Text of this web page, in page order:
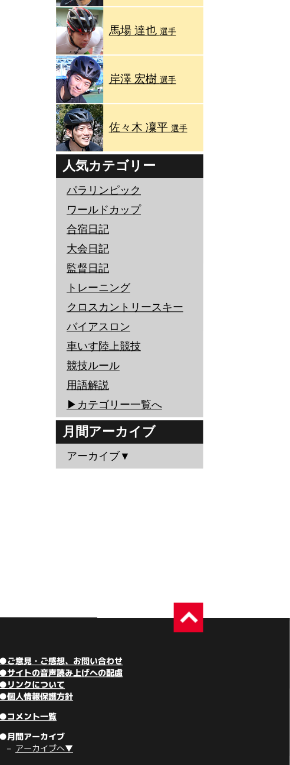
馬場 達也 選手
岸澤 宏樹 選手
佐々木 凜平 選手
人気カテゴリー
パラリンピック
ワールドカップ
合宿日記
大会日記
監督日記
トレーニング
クロスカントリースキー
バイアスロン
車いす陸上競技
競技ルール
用語解説
▶︎カテゴリー一覧へ
月間アーカイブ
アーカイブ▼
●ご意見・ご感想、お問い合わせ
●サイトの音声読み上げへの配慮
●リンクについて
●個人情報保護方針
●コメント一覧
●月間アーカイブ
アーカイブへ▼